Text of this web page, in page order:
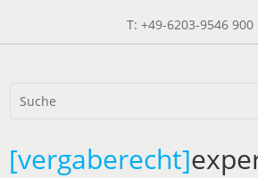
T: +49-6203-9546 900
[vergaberecht]